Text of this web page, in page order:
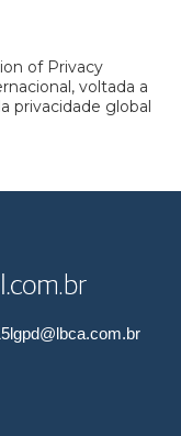
of Privacy
voltada a
privacidade global
lgpd@lbca.com.br